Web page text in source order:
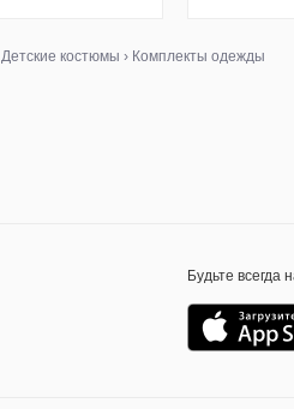
Детские костюмы › Комплекты одежды
Будьте